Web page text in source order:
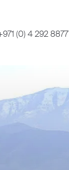
(0) 4 292 8877